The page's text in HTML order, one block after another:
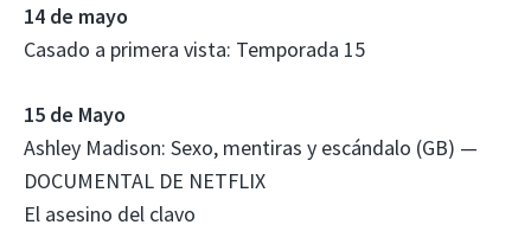
14 de mayo
Casado a primera vista: Temporada 15
15 de Mayo
Ashley Madison: Sexo, mentiras y escándalo (GB) —
DOCUMENTAL DE NETFLIX
El asesino del clavo